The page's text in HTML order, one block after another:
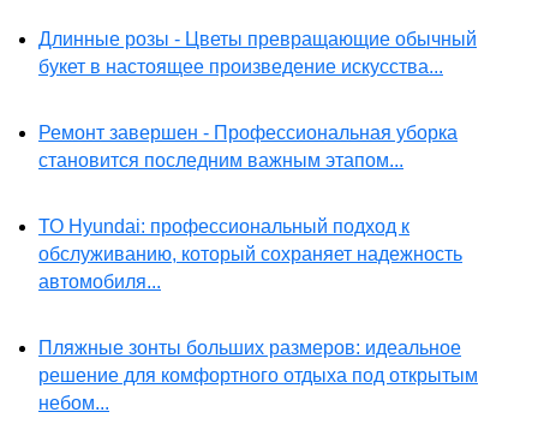
Длинные розы - Цветы превращающие обычный
букет в настоящее произведение искусства...
Ремонт завершен - Профессиональная уборка
становится последним важным этапом...
ТО Hyundai: профессиональный подход к
обслуживанию, который сохраняет надежность
автомобиля...
Пляжные зонты больших размеров: идеальное
решение для комфортного отдыха под открытым
небом...